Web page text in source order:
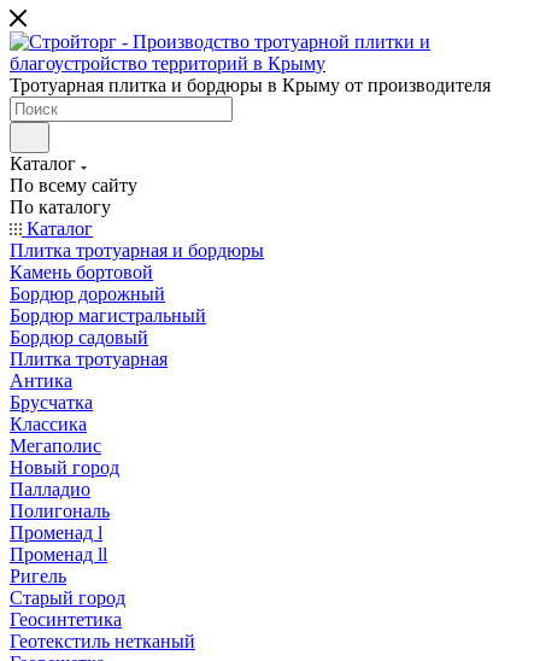
Тротуарная плитка и бордюры в Крыму от производителя
Каталог
По всему сайту
По каталогу
Каталог
Плитка тротуарная и бордюры
Камень бортовой
Бордюр дорожный
Бордюр магистральный
Бордюр садовый
Плитка тротуарная
Антика
Брусчатка
Классика
Мегаполис
Новый город
Палладио
Полигональ
Променад l
Променад ll
Ригель
Старый город
Геосинтетика
Геотекстиль нетканый